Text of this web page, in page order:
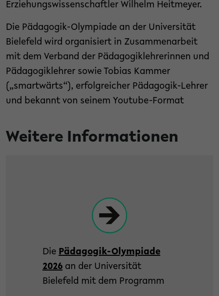
Erziehungswissenschaftler Wilhelm Heitmeyer.
Die Pädagogik-Olympiade an der Universität
Bielefeld wird organisiert in Zusammenarbeit
mit dem Verband der Pädagogiklehrerinnen und
Pädagogiklehrer sowie Tobias Kammer
(„smartwärts“), erfolgreicher Pädagogik-Lehrer
und bekannt von seinem Youtube-Format
Weitere Informationen
Die Pädagogik-Olympiade
2026an der Universität
Bielefeld mit dem Programm